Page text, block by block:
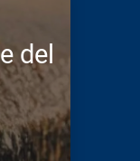
del